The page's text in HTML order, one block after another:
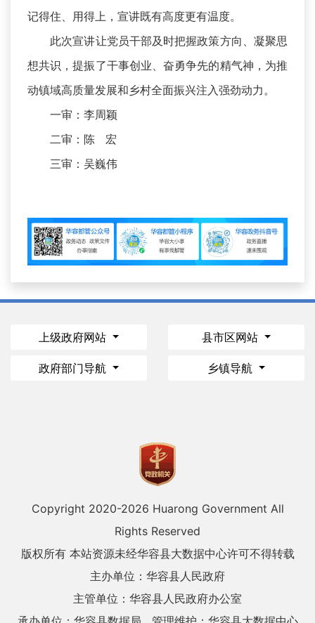
记得住、用得上，宣讲既有高度更有温度。
此次宣讲让党员干部及时把握政策方向、凝聚思
想共识，提振了干事创业、奋勇争先的精气神，为推
动镇域高质量发展和乡村全面振兴注入强劲动力。
一审：李周颖
二审：陈 宏
三审：吴巍伟
上级政府网站 县市区网站
政府部门导航 乡镇导航
Copyright 2020-2026 Huarong Government All
Rights Reserved
版权所有 本站资源未经华容县大数据中心许可不得转载
主办单位：华容县人民政府
主管单位：华容县人民政府办公室